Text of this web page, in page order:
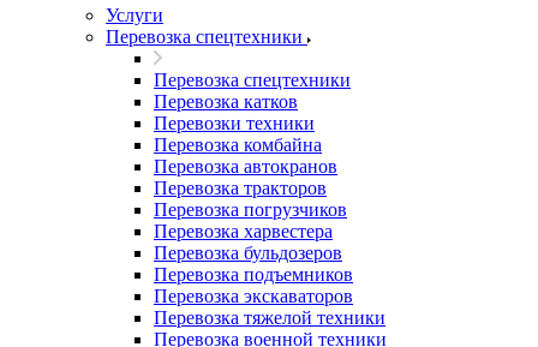
Услуги
Перевозка спецтехники
Перевозка спецтехники
Перевозка катков
Перевозки техники
Перевозка комбайна
Перевозка автокранов
Перевозка тракторов
Перевозка погрузчиков
Перевозка харвестера
Перевозка бульдозеров
Перевозка подъемников
Перевозка экскаваторов
Перевозка тяжелой техники
Перевозка военной техники